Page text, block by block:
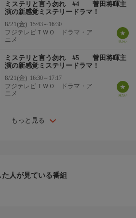
ミステリと言う勿れ #4 菅田将暉主
演の新感覚ミステリードラマ！
8/21(金) 15:43～16:30
フジテレビＴＷＯ ドラマ・ア
ニメ
ミステリと言う勿れ #5 菅田将暉主
演の新感覚ミステリードラマ！
8/21(金) 16:30～17:17
フジテレビＴＷＯ ドラマ・ア
ニメ
もっと見る
人が見ている番組